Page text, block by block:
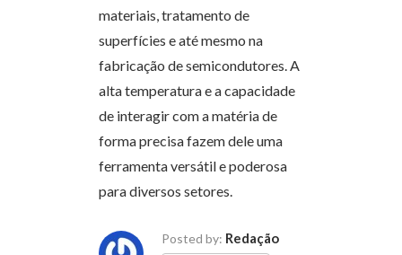
materiais, tratamento de
superfícies e até mesmo na
fabricação de semicondutores. A
alta temperatura e a capacidade
de interagir com a matéria de
forma precisa fazem dele uma
ferramenta versátil e poderosa
para diversos setores.
Posted by: Redação